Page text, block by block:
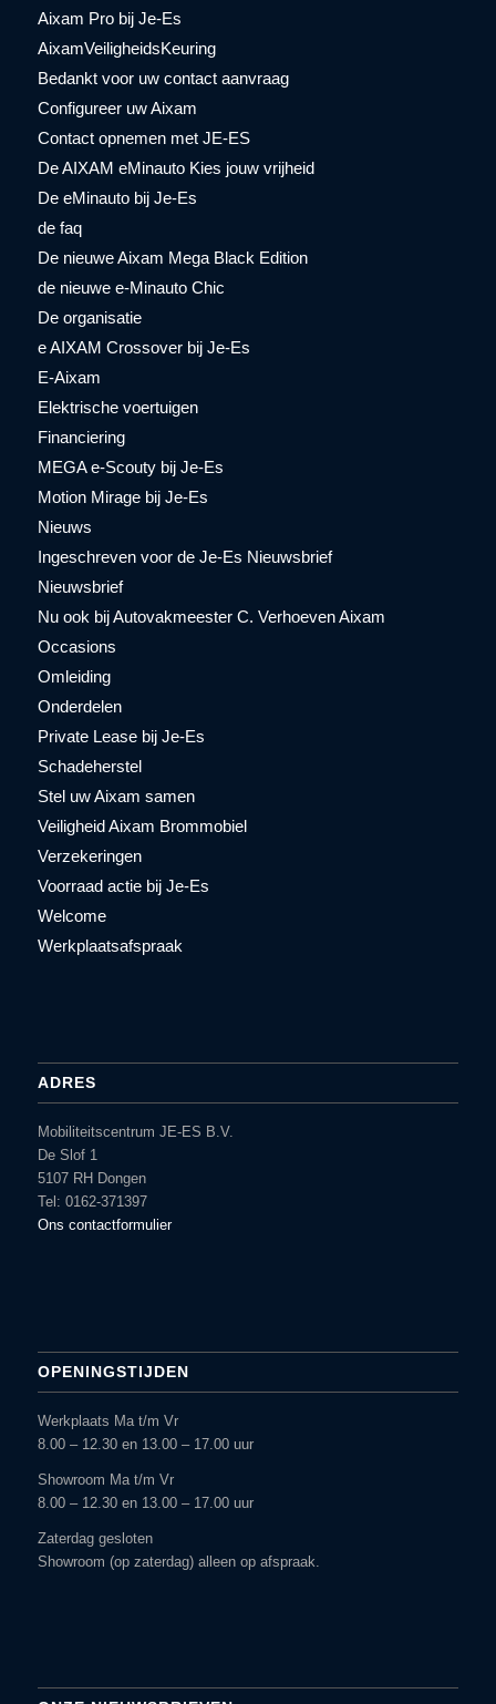
Aixam Pro bij Je-Es
AixamVeiligheidsKeuring
Bedankt voor uw contact aanvraag
Configureer uw Aixam
Contact opnemen met JE-ES
De AIXAM eMinauto Kies jouw vrijheid
De eMinauto bij Je-Es
de faq
De nieuwe Aixam Mega Black Edition
de nieuwe e-Minauto Chic
De organisatie
e AIXAM Crossover bij Je-Es
E-Aixam
Elektrische voertuigen
Financiering
MEGA e-Scouty bij Je-Es
Motion Mirage bij Je-Es
Nieuws
Ingeschreven voor de Je-Es Nieuwsbrief
Nieuwsbrief
Nu ook bij Autovakmeester C. Verhoeven Aixam
Occasions
Omleiding
Onderdelen
Private Lease bij Je-Es
Schadeherstel
Stel uw Aixam samen
Veiligheid Aixam Brommobiel
Verzekeringen
Voorraad actie bij Je-Es
Welcome
Werkplaatsafspraak
ADRES
Mobiliteitscentrum JE-ES B.V.
De Slof 1
5107 RH Dongen
Tel: 0162-371397
Ons contactformulier
OPENINGSTIJDEN
Werkplaats Ma t/m Vr
8.00 – 12.30 en 13.00 – 17.00 uur
Showroom Ma t/m Vr
8.00 – 12.30 en 13.00 – 17.00 uur
Zaterdag gesloten
Showroom (op zaterdag) alleen op afspraak.